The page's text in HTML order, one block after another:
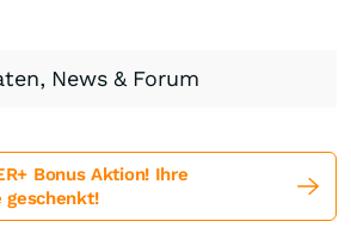
News & Forum
Bonus Aktion! Ihre
geschenkt!